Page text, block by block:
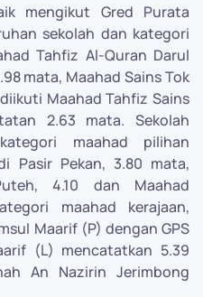
mengikut Gred Purata
sekolah dan kategori
Tahfiz Al-Quran Darul
mata, Maahad Sains Tok
Maahad Tahfiz Sains
2.63 mata. Sekolah
maahad pilihan
Pasir Pekan, 3.80 mata,
4.10 dan Maahad
maahad kerajaan,
Maarif (P) dengan GPS
(L) mencatatkan 5.39
An Nazirin Jerimbong